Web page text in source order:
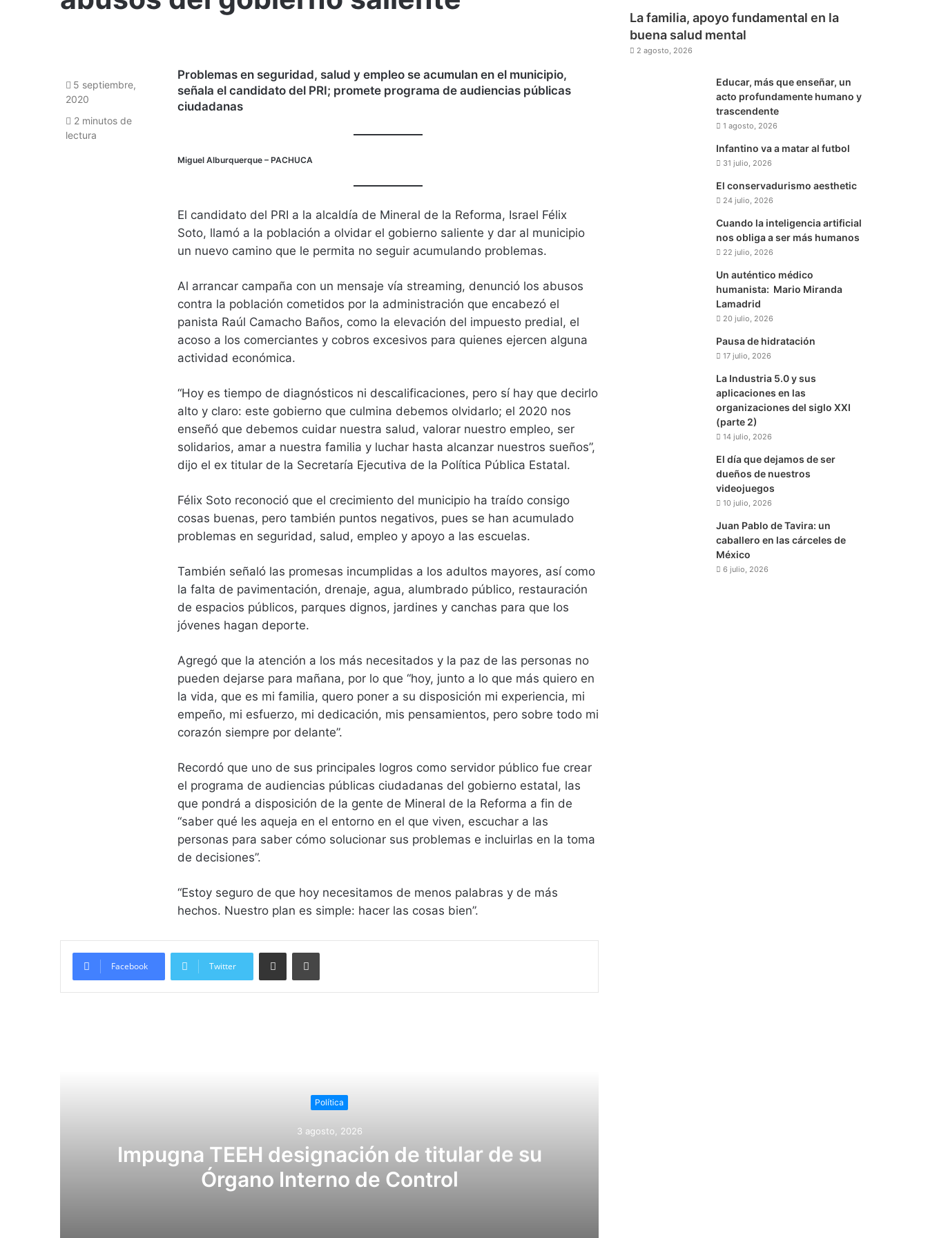
Problemas en seguridad, salud y empleo se acumulan en el municipio,
señala el candidato del PRI; promete programa de audiencias públicas
ciudadanas
Miguel Alburquerque – PACHUCA
El candidato del PRI a la alcaldía de Mineral de la Reforma, Israel Félix
Soto, llamó a la población a olvidar el gobierno saliente y dar al municipio
un nuevo camino que le permita no seguir acumulando problemas.
Al arrancar campaña con un mensaje vía streaming, denunció los abusos
contra la población cometidos por la administración que encabezó el
panista Raúl Camacho Baños, como la elevación del impuesto predial, el
acoso a los comerciantes y cobros excesivos para quienes ejercen alguna
actividad económica.
“Hoy es tiempo de diagnósticos ni descalificaciones, pero sí hay que decirlo
alto y claro: este gobierno que culmina debemos olvidarlo; el 2020 nos
enseñó que debemos cuidar nuestra salud, valorar nuestro empleo, ser
solidarios, amar a nuestra familia y luchar hasta alcanzar nuestros sueños”,
dijo el ex titular de la Secretaría Ejecutiva de la Política Pública Estatal.
Félix Soto reconoció que el crecimiento del municipio ha traído consigo
cosas buenas, pero también puntos negativos, pues se han acumulado
problemas en seguridad, salud, empleo y apoyo a las escuelas.
También señaló las promesas incumplidas a los adultos mayores, así como
la falta de pavimentación, drenaje, agua, alumbrado público, restauración
de espacios públicos, parques dignos, jardines y canchas para que los
jóvenes hagan deporte.
Agregó que la atención a los más necesitados y la paz de las personas no
pueden dejarse para mañana, por lo que “hoy, junto a lo que más quiero en
la vida, que es mi familia, quero poner a su disposición mi experiencia, mi
empeño, mi esfuerzo, mi dedicación, mis pensamientos, pero sobre todo mi
corazón siempre por delante”.
Recordó que uno de sus principales logros como servidor público fue crear
el programa de audiencias públicas ciudadanas del gobierno estatal, las
que pondrá a disposición de la gente de Mineral de la Reforma a fin de
“saber qué les aqueja en el entorno en el que viven, escuchar a las
personas para saber cómo solucionar sus problemas e incluirlas en la toma
de decisiones”.
“Estoy seguro de que hoy necesitamos de menos palabras y de más
hechos. Nuestro plan es simple: hacer las cosas bien”.
5 septiembre,
2020
2 minutos de
lectura
Facebook Twitter
Compartir vía email Imprimir
Política
3 agosto, 2026
Impugna TEEH designación de titular de su
Órgano Interno de Control
La familia, apoyo fundamental en la
buena salud mental
2 agosto, 2026
Educar, más que enseñar, un
acto profundamente humano y
trascendente
1 agosto, 2026
Infantino va a matar al futbol
31 julio, 2026
El conservadurismo aesthetic
24 julio, 2026
Cuando la inteligencia artificial
nos obliga a ser más humanos
22 julio, 2026
Un auténtico médico
humanista: Mario Miranda
Lamadrid
20 julio, 2026
Pausa de hidratación
17 julio, 2026
La Industria 5.0 y sus
aplicaciones en las
organizaciones del siglo XXI
(parte 2)
14 julio, 2026
El día que dejamos de ser
dueños de nuestros
videojuegos
10 julio, 2026
Juan Pablo de Tavira: un
caballero en las cárceles de
México
6 julio, 2026